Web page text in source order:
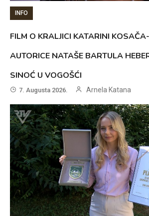
INFO
FILM O KRALJICI KATARINI
AUTORICE NATAŠE BARTULA
SINOĆ U VOGOŠĆI
7. Augusta 2026. Arnela Katana